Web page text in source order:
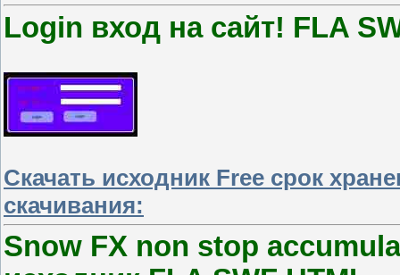
Login вход на сайт! FLA
Скачать исходник Free срок
скачивания:
Snow FX non stop